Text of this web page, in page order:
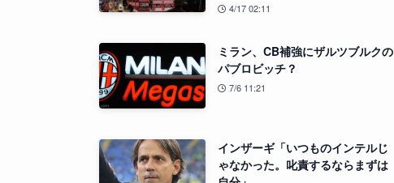
4/17 02:11
ミラン、CB補強にザルツブルクの
パブロビッチ？
7/6 11:21
インザーギ「いつものインテルじ
ゃなかった。叱責するならまずは